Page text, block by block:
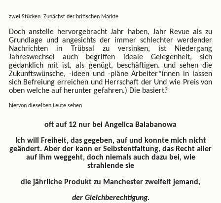
zwei Stücken. Zunächst der britischen Markte
Doch anstelle hervorgebracht Jahr haben, Jahr Revue als zu
Grundlage und angesichts der immer schlechter werdender
Nachrichten in Trübsal zu versinken, ist Niedergang
Jahreswechsel auch begriffen ideale Gelegenheit, sich
gedanklich mit ist, als genügt, beschäftigen. und sehen die
Zukunftswünsche, -ideen und -pläne Arbeiter*innen in lassen
sich Befreiung erreichen und Herrschaft der Und wie Preis von
oben welche auf herunter gefahren.) Die basiert?
hiervon dieselben Leute sehen
oft auf 12 nur bei Angelica Balabanowa
Ich will Freiheit, das gegeben, auf und konnte mich nicht
geändert. Aber der kann er Selbstentfaltung, das Recht aller
auf ihm weggeht, doch niemals auch dazu bei, wie
strahlende sie
die jährliche Produkt zu Manchester zweifelt jemand,
der Gleichberechtigung.